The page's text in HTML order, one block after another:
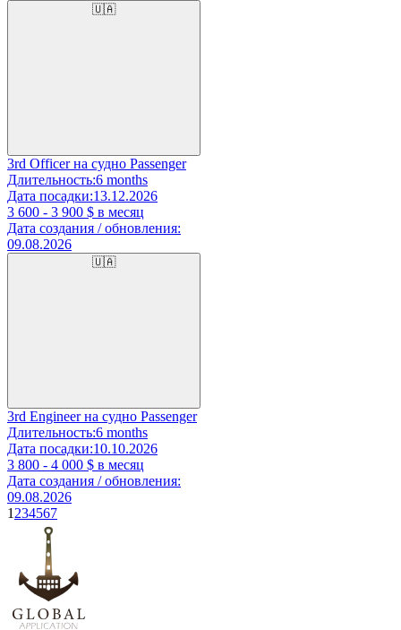
🇺🇦
3rd Officer на судно Passenger
Длительность:6 months
Дата посадки:13.12.2026
3 600 - 3 900 $ в месяц
Дата создания / обновления:
09.08.2026
🇺🇦
3rd Engineer на судно Passenger
Длительность:6 months
Дата посадки:10.10.2026
3 800 - 4 000 $ в месяц
Дата создания / обновления:
09.08.2026
1 234567